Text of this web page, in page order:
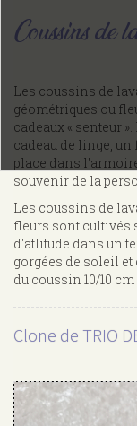
Coussins de
Les coussins de
géométriques ou
cadeaux « senteur
cadeau de linge,
place dans
souvenir de la
Les coussins de
fleurs sont cultivés
d'atlitude dans un
gorgées de soleil
du coussin 10/10
Clone de TRIO